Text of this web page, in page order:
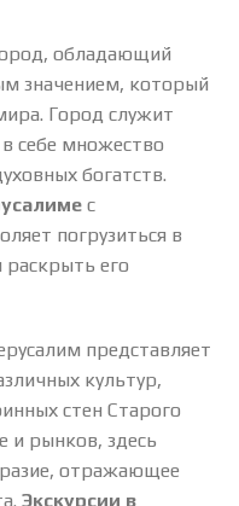
обладающий
значением, который
Город служит
себе множество
богатств.
с
погрузиться в
раскрыть его
представляет
культур,
стен Старого
и рынков, здесь
отражающее
Экскурсии в